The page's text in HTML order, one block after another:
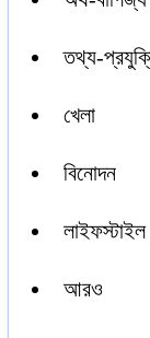
তথ্য-
খেলা
বিনোদন
লাইফস্টাইল
আরও